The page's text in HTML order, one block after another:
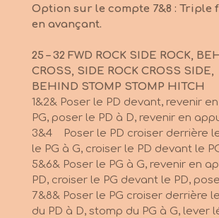
Option sur le compte 7&8 : Triple
en avançant.
25 – 32 FWD ROCK SIDE ROCK,
CROSS, SIDE ROCK CROSS SIDE,
BEHIND STOMP STOMP HITCH
1&2& Poser le PD devant, revenir
PG, poser le PD à D, revenir en
3&4 Poser le PD croiser derrière
le PG à G, croiser le PD devant le
5&6& Poser le PG à G, revenir en
PD, croiser le PG devant le PD,
7&8& Poser le PG croiser derrière
du PD à D, stomp du PG à G, lever